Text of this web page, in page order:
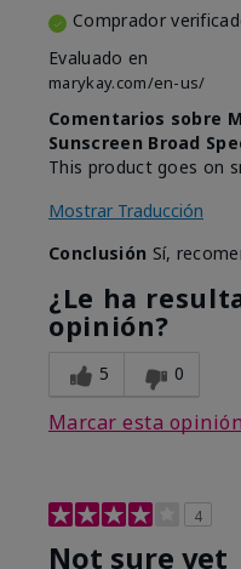
Comprador
Evaluado en
marykay.com/en-us/
Comentarios sobre
Sunscreen Broad
This product goes on
Mostrar Traducción
Conclusión Sí,
¿Le ha
opinión?
5 0
Marcar esta opinión
4
Not sure yet